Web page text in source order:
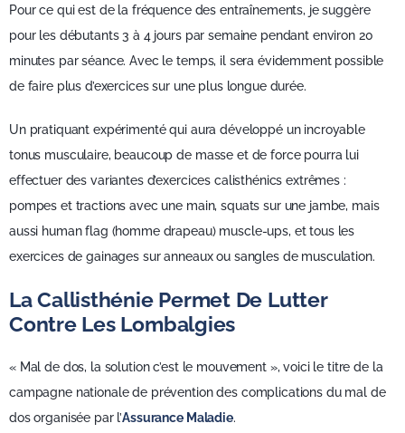
Pour ce qui est de la fréquence des entraînements, je suggère
pour les débutants 3 à 4 jours par semaine pendant environ 20
minutes par séance. Avec le temps, il sera évidemment possible
de faire plus d’exercices sur une plus longue durée.
Un pratiquant expérimenté qui aura développé un incroyable
tonus musculaire, beaucoup de masse et de force pourra lui
effectuer des variantes d’exercices calisthénics extrêmes :
pompes et tractions avec une main, squats sur une jambe, mais
aussi human flag (homme drapeau) muscle-ups, et tous les
exercices de gainages sur anneaux ou sangles de musculation.
La Callisthénie Permet De Lutter
Contre Les Lombalgies
« Mal de dos, la solution c’est le mouvement », voici le titre de la
campagne nationale de prévention des complications du mal de
dos organisée par l’Assurance Maladie.